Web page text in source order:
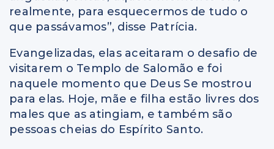
realmente, para esquecermos de tudo o
que passávamos”, disse Patrícia.
Evangelizadas, elas aceitaram o desafio de
visitarem o Templo de Salomão e foi
naquele momento que Deus Se mostrou
para elas. Hoje, mãe e filha estão livres dos
males que as atingiam, e também são
pessoas cheias do Espírito Santo.